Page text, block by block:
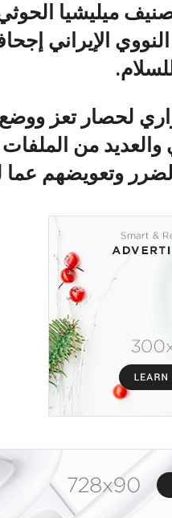
ميليشيا
النووي الإيراني
لحصار تعز
والعديد من
وتعويضهم